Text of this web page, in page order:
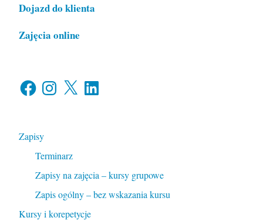
Dojazd do klienta
Zajęcia online
FacebookInstagram
X LinkedIn
Zapisy
Terminarz
Zapisy na zajęcia – kursy grupowe
Zapis ogólny – bez wskazania kursu
Kursy i korepetycje